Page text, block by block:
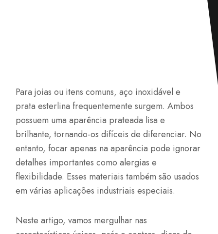
Para joias ou itens comuns, aço inoxidável e
prata esterlina frequentemente surgem. Ambos
possuem uma aparência prateada lisa e
brilhante, tornando-os difíceis de diferenciar. No
entanto, focar apenas na aparência pode ignorar
detalhes importantes como alergias e
flexibilidade. Esses materiais também são usados
em várias aplicações industriais especiais.
Neste artigo, vamos mergulhar nas